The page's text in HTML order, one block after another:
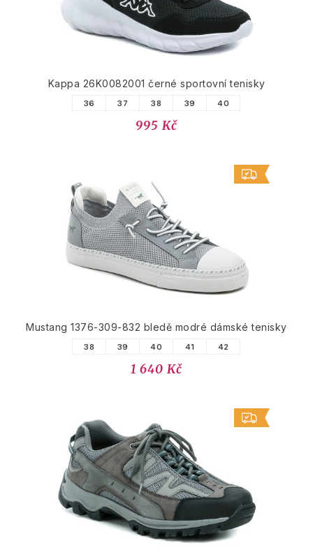
Kappa 26K0082001 černé sportovní tenisky
36 37 38 39 40
995 Kč
Mustang 1376-309-832 bledě modré dámské tenisky
38 39 40 41 42
1 640 Kč